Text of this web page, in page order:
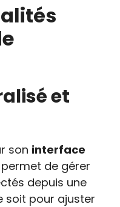
et
son interface
de gérer
depuis une
soit pour ajuster